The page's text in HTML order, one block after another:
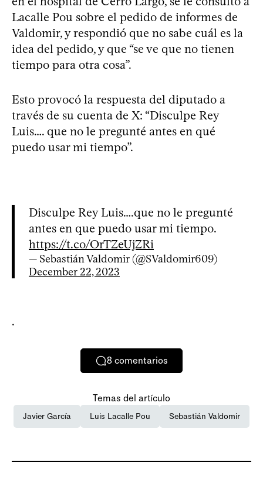
Lacalle Pou sobre el pedido de informes de
Valdomir, y respondió que no sabe cuál es la
idea del pedido, y que “se ve que no tienen
tiempo para otra cosa”.
Esto provocó la respuesta del diputado a
través de su cuenta de X: “Disculpe Rey
Luis…. que no le pregunté antes en qué
puedo usar mi tiempo”.
Disculpe Rey Luis….que no le pregunté
antes en que puedo usar mi tiempo.
https://t.co/OrTZeUjZRi
— Sebastián Valdomir (@SValdomir609)
December 22, 2023
.
8 comentarios
Temas del artículo
Javier García Luis Lacalle Pou Sebastián Valdomir